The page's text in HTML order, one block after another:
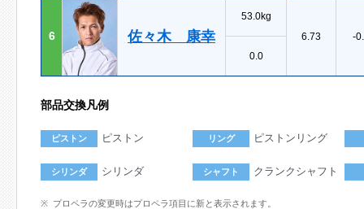
6 佐々木 康幸
53.0kg
6.73
-
0.0
部品交換凡例
ピストン ピストン リング ピストンリング
シリンダ シリンダ シャフト クランクシャフト
プロペラの変更時はプロペラ項目に新と表示されます。